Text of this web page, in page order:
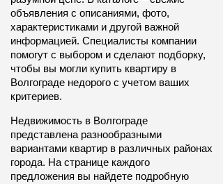
объявления с описаниями, фото,
характеристиками и другой важной
информацией. Специалисты компании
помогут с выбором и сделают подборку,
чтобы вы могли купить квартиру в
Волгограде недорого с учетом ваших
критериев.
Недвижимость в Волгограде
представлена разнообразными
вариантами квартир в различных районах
города. На странице каждого
предложения вы найдете подробную